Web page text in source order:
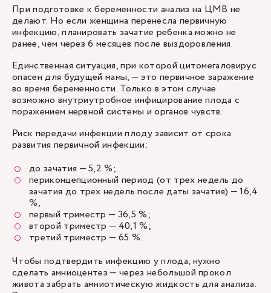
При подготовке к беременности анализ на ЦМВ не
делают. Но если женщина перенесла первичную
инфекцию, планировать зачатие ребенка можно не
ранее, чем через 6 месяцев после выздоровления.
Единственная ситуация, при которой цитомегаловирус
опасен для будущей мамы, — это первичное заражение
во время беременности. Только в этом случае
возможно внутриутробное инфицирование плода с
поражением нервной системы и органов чувств.
Риск передачи инфекции плоду зависит от срока
развития первичной инфекции:
до зачатия — 5,2 %;
периконцепционный период (от трех недель до
зачатия до трех недель после даты зачатия) — 16,4
%;
первый триместр — 36,5 %;
второй триместр — 40,1 %;
третий триместр — 65 %.
Чтобы подтвердить инфекцию у плода, нужно
сделать амниоцентез — через небольшой прокол
живота забрать амниотическую жидкость для анализа.